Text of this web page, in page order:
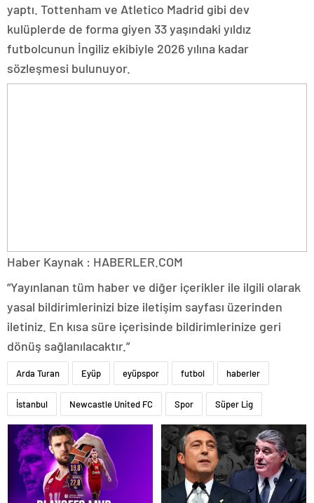
yaptı. Tottenham ve Atletico Madrid gibi dev
kulüplerde de forma giyen 33 yaşındaki yıldız
futbolcunun İngiliz ekibiyle 2026 yılına kadar
sözleşmesi bulunuyor.
Haber Kaynak : HABERLER.COM
“Yayınlanan tüm haber ve diğer içerikler ile ilgili olarak
yasal bildirimlerinizi bize iletişim sayfası üzerinden
iletiniz. En kısa süre içerisinde bildirimlerinize geri
dönüş sağlanılacaktır.”
Arda Turan Eyüp eyüpspor futbol haberler
İstanbul Newcastle United FC Spor Süper Lig